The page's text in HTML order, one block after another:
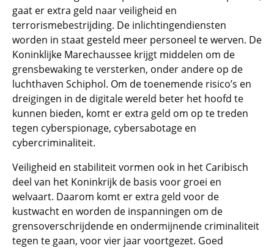
gaat er extra geld naar veiligheid en
terrorismebestrijding. De inlichtingendiensten
worden in staat gesteld meer personeel te werven. De
Koninklijke Marechaussee krijgt middelen om de
grensbewaking te versterken, onder andere op de
luchthaven Schiphol. Om de toenemende risico’s en
dreigingen in de digitale wereld beter het hoofd te
kunnen bieden, komt er extra geld om op te treden
tegen cyberspionage, cybersabotage en
cybercriminaliteit.
Veiligheid en stabiliteit vormen ook in het Caribisch
deel van het Koninkrijk de basis voor groei en
welvaart. Daarom komt er extra geld voor de
kustwacht en worden de inspanningen om de
grensoverschrijdende en ondermijnende criminaliteit
tegen te gaan, voor vier jaar voortgezet. Goed